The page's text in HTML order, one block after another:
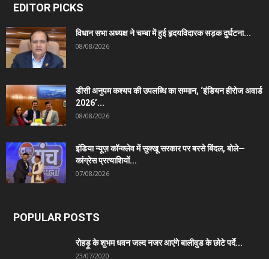
EDITOR PICKS
विधान सभा अध्यक्ष ने चम्बा में हुई हृदयविदारक सड़क दुर्घटना...
08/08/2026
डीसी अनुपम कश्यप की उपलब्धि का सम्मान, ‘इंडियन हीरोज अवार्ड
2026’...
08/08/2026
इंडिया न्यूज़ कॉन्क्लेव में सुक्खू सरकार पर बरसे बिंदल, बोले—
कांग्रेस प्रत्याशियों...
07/08/2026
POPULAR POSTS
रोहड़ू के शुभम धवन जल्द नजर आएंगे बालीवुड के छोटे पर्दे...
23/07/2020